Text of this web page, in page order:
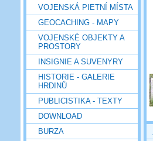
VOJENSKÁ PIETNÍ MÍSTA
GEOCACHING - MAPY
VOJENSKÉ OBJEKTY A
PROSTORY
INSIGNIE A SUVENYRY
HISTORIE - GALERIE
HRDINŮ
PUBLICISTIKA - TEXTY
DOWNLOAD
BURZA